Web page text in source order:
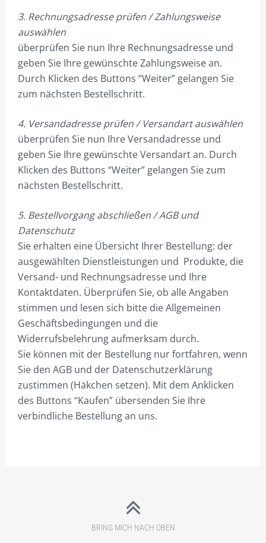
BESTELLVORGANG
DATENSCHUTZ
VERSAND & LIEFERUNG
WARENKORB
ZAHLUNGSARTEN
3. Rechnungsadresse prüfen / Zahlungsweise
auswählen
überprüfen Sie nun Ihre Rechnungsadresse und
geben Sie Ihre gewünschte Zahlungsweise an.
Durch Klicken des Buttons “Weiter” gelangen Sie
zum nächsten Bestellschritt.
4. Versandadresse prüfen / Versandart auswählen
überprüfen Sie nun Ihre Versandadresse und
geben Sie Ihre gewünschte Versandart an. Durch
Klicken des Buttons “Weiter” gelangen Sie zum
nächsten Bestellschritt.
5. Bestellvorgang abschließen / AGB und
Datenschutz
Sie erhalten eine Übersicht Ihrer Bestellung: der
ausgewählten Dienstleistungen und Produkte, die
Versand- und Rechnungsadresse und Ihre
Kontaktdaten. Überprüfen Sie, ob alle Angaben
stimmen und lesen sich bitte die Allgemeinen
Geschäftsbedingungen und die
Widerrufsbelehrung aufmerksam durch.
Sie können mit der Bestellung nur fortfahren, wenn
Sie den AGB und der Datenschutzerklärung
zustimmen (Häkchen setzen). Mit dem Anklicken
des Buttons “Kaufen” übersenden Sie Ihre
verbindliche Bestellung an uns.
BRING MICH NACH OBEN